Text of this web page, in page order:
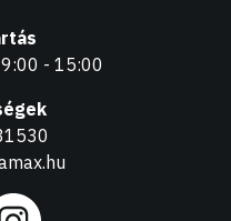
- 15:00